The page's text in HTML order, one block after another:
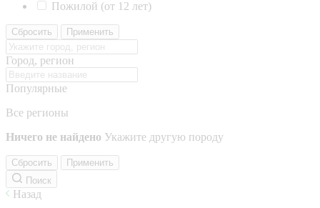
Пожилой (от 12 лет)
Сбросить Применить
Город, регион
Популярные
Все регионы
Ничего не найдено Укажите другую породу
Сбросить
Применить
Поиск
Назад